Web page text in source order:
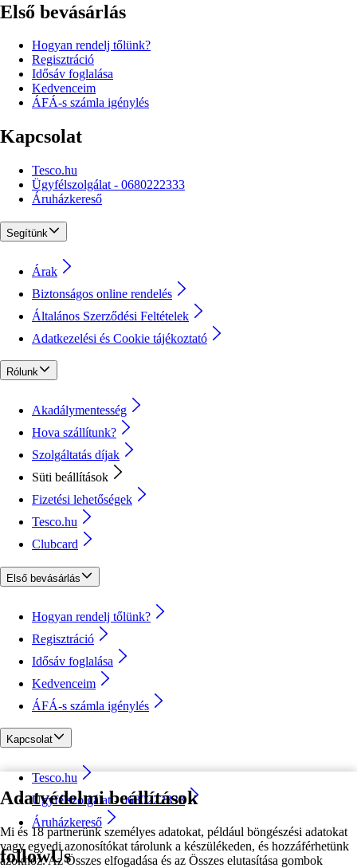
Adatvédelmi beállítások
Mi és 18 partnerünk személyes adatokat, például böngészési adatokat
vagy egyedi azonosítókat tárolunk a készülékeden, és hozzáférhetünk
azokhoz. Az Összes elfogadása és az Összes elutasítása gombok
Első bevásárlás
Hogyan rendelj tőlünk?
Regisztráció
Idősáv foglalása
Kedvenceim
ÁFÁ-s számla igénylés
Kapcsolat
Tesco.hu
Ügyfélszolgálat - 0680222333
Áruházkereső
Segítünk
Árak
Biztonságos online rendelés
Általános Szerződési Feltételek
Adatkezelési és Cookie tájékoztató
Rólunk
Akadálymentesség
Hova szállítunk?
Szolgáltatás díjak
Süti beállítások
Fizetési lehetőségek
Tesco.hu
Clubcard
Első bevásárlás
Hogyan rendelj tőlünk?
Regisztráció
Idősáv foglalása
Kedvenceim
ÁFÁ-s számla igénylés
Kapcsolat
Tesco.hu
Ügyfélszolgálat - 0680222333
Áruházkereső
followUs